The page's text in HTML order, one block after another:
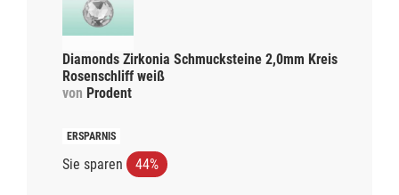
Diamonds Zirkonia Schmucksteine 2,0mm Kreis
Rosenschliff weiß
von Prodent
Sie sparen 44%